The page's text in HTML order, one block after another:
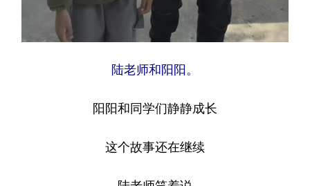
陆老师和阳阳。
阳阳和同学们静静成长
这个故事还在继续